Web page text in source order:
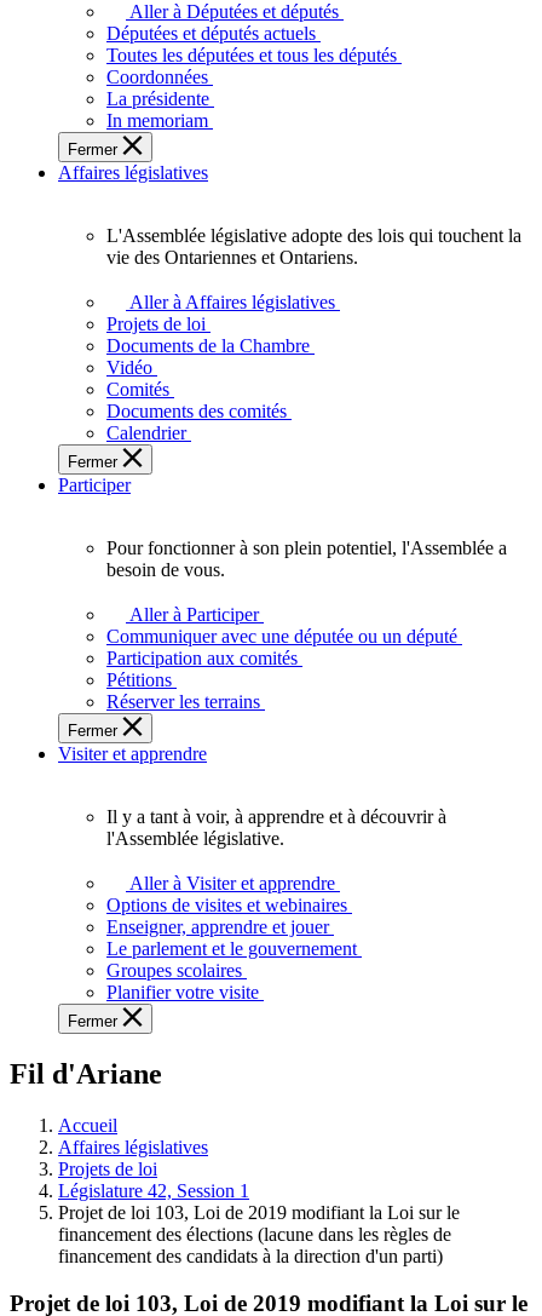
députés
vous
représentent
sein
de
l'Assemblée
législative
l'Ontario.
Aller à Députées et députés
Députées et députés actuels
Toutes les députées et tous les députés
Coordonnées
La présidente
In memoriam
Fermer
Affaires législatives
L'Assemblée
adopte
touchent
des
Ontariennes
et
L'Assemblée législative adopte des lois qui touchent la
vie des Ontariennes et Ontariens.
Aller à Affaires législatives
Projets de loi
Documents de la Chambre
Vidéo
Comités
Documents des comités
Calendrier
Fermer
Participer
plein
potentiel,
l'Assemblée
a
besoin
de
Pour fonctionner à son plein potentiel, l'Assemblée a
besoin de vous.
Aller à Participer
Communiquer avec une députée ou un député
Participation aux comités
Pétitions
Réserver les terrains
Fermer
Visiter et apprendre
voir,
apprendre
et
à
à
législative.
Il y a tant à voir, à apprendre et à découvrir à
l'Assemblée législative.
Aller à Visiter et apprendre
Options de visites et webinaires
Enseigner, apprendre et jouer
Le parlement et le gouvernement
Groupes scolaires
Planifier votre visite
Fermer
Fil d'Ariane
Accueil
Affaires législatives
Projets de loi
Législature 42, Session 1
Projet de loi 103, Loi de 2019 modifiant la Loi sur le
financement des élections (lacune dans les règles de
financement des candidats à la direction d'un parti)
Projet de loi 103, Loi de 2019 modifiant la Loi sur le